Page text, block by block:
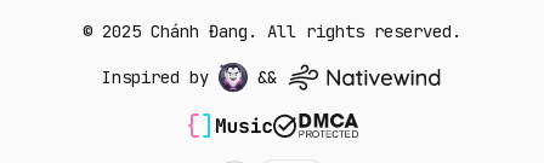
© 2025 Chánh Đang. All rights reserved.
Inspired by &&